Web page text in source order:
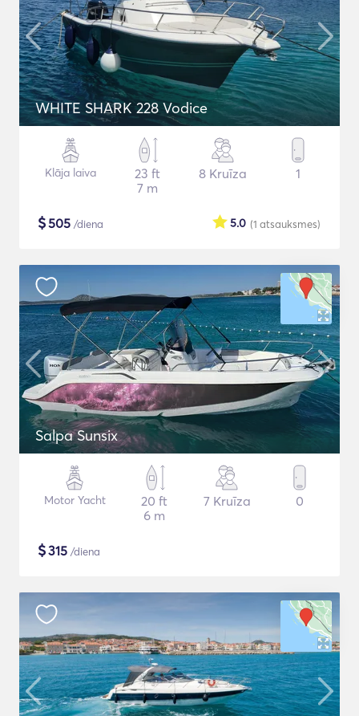
WHITE SHARK 228 Vodice
Klāja laiva
23 ft
7 m
8 Kruīza 1
$505 /diena (1 atsauksmes)
5.0
Salpa Sunsix
Motor Yacht
20 ft
6 m
7 Kruīza 0
$315 /diena